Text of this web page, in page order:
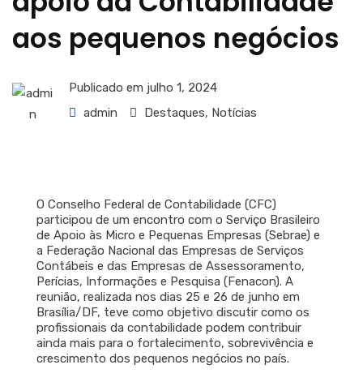
aos pequenos negócios
Publicado em julho 1, 2024
admin
Destaques, Notícias
O Conselho Federal de Contabilidade (CFC)
participou de um encontro com o Serviço Brasileiro
de Apoio às Micro e Pequenas Empresas (Sebrae) e
a Federação Nacional das Empresas de Serviços
Contábeis e das Empresas de Assessoramento,
Perícias, Informações e Pesquisa (Fenacon). A
reunião, realizada nos dias 25 e 26 de junho em
Brasília/DF, teve como objetivo discutir como os
profissionais da contabilidade podem contribuir
ainda mais para o fortalecimento, sobrevivência e
crescimento dos pequenos negócios no país.